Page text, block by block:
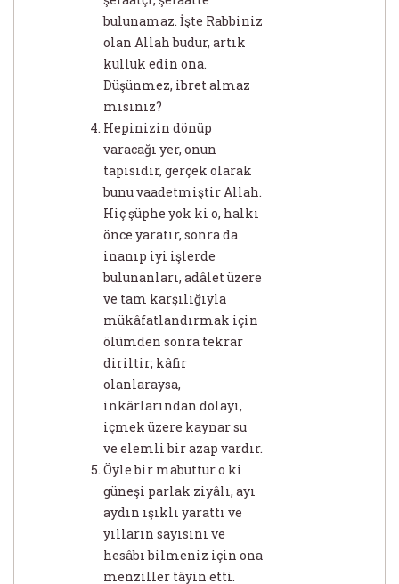
bulunamaz. İşte Rabbiniz
olan Allah budur, artık
kulluk edin ona.
Düşünmez, ibret almaz
mısınız?
Hepinizin dönüp
varacağı yer, onun
tapısıdır, gerçek olarak
bunu vaadetmiştir Allah.
Hiç şüphe yok ki o, halkı
önce yaratır, sonra da
inanıp iyi işlerde
bulunanları, adâlet üzere
ve tam karşılığıyla
mükâfatlandırmak için
ölümden sonra tekrar
diriltir; kâfir
olanlaraysa,
inkârlarından dolayı,
içmek üzere kaynar su
ve elemli bir azap vardır.
Öyle bir mabuttur o ki
güneşi parlak ziyâlı, ayı
aydın ışıklı yarattı ve
yılların sayısını ve
hesâbı bilmeniz için ona
menziller tâyin etti.